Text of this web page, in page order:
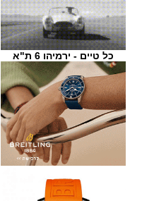
כל טיים - ירמיהו 6 ת"א